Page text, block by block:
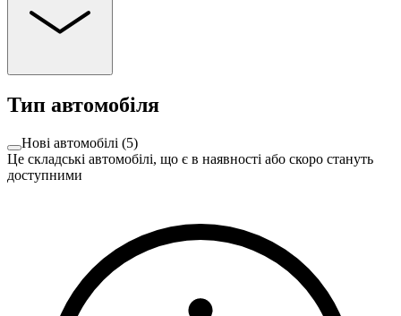
Тип автомобіля
Нові автомобілі (5)
Це складські автомобілі, що є в наявності або скоро стануть
доступними